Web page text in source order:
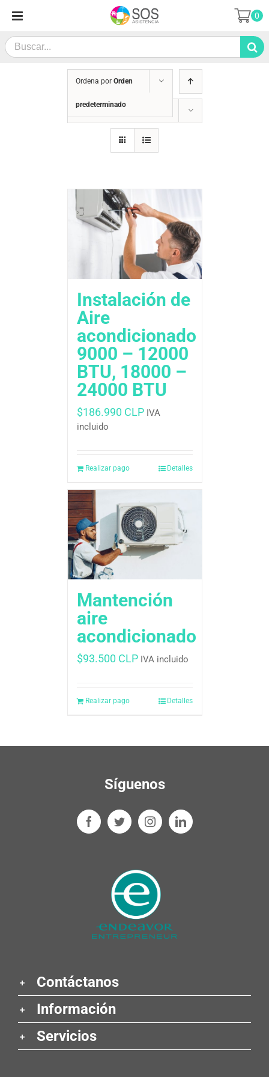
contenido
Search
for:
0
Ordena por Orden
predeterminado
Mostrar
Instalación de
Aire
acondicionado
9000 – 12000
BTU, 18000 –
24000 BTU
$186.990 CLP IVA
incluido
Realizar pago Detalles
Mantención
aire
acondicionado
$93.500 CLP IVA incluido
Realizar pago Detalles
Síguenos
Contáctanos
Información
Servicios